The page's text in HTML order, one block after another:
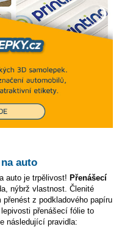
auto
auto je trpělivost! Přenášecí
nýbrž vlastnost. Členité
z podkladového papíru
přenášecí fólie to
následující pravidla: